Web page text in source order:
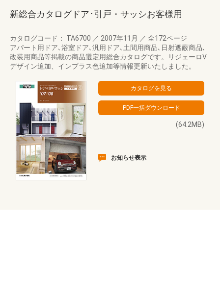
新総合カタログドア･引戸・サッシお客様用
カタログコード： TA6700 ／ 2007年11月 ／ 全172ページ
アパート用ドア､浴室ドア､汎用ドア､土間用商品､日射遮蔽商品､
改装用商品等掲載の商品選定用総合カタログです。リジェーロV
デザイン追加、インプラス色追加等情報更新いたしました。
(64.2MB)
お知らせ表示